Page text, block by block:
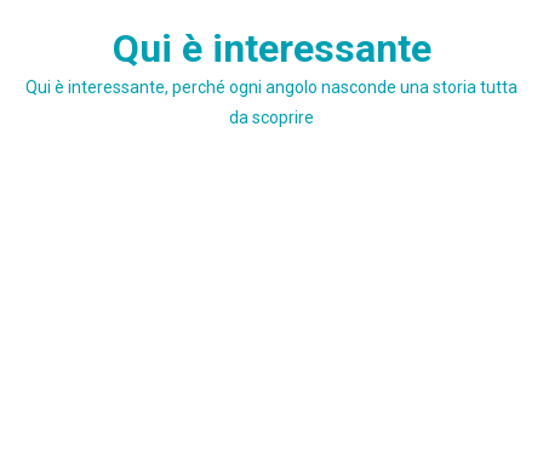
Qui è interessante
Qui è interessante, perché ogni angolo nasconde una storia tutta
da scoprire